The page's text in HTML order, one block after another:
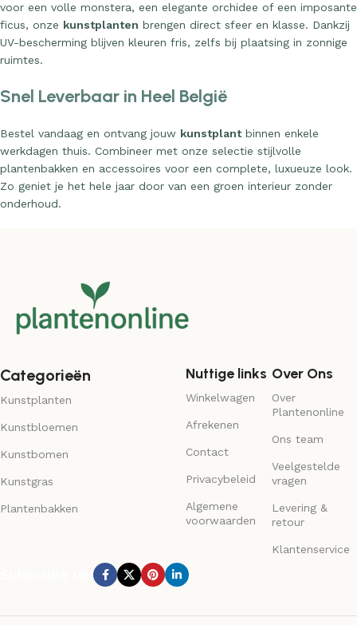
voor een volle monstera, een elegante orchidee of een imposante
ficus, onze kunstplanten brengen direct sfeer en klasse. Dankzij
UV-bescherming blijven kleuren fris, zelfs bij plaatsing in zonnige
ruimtes.
Snel Leverbaar in Heel België
Bestel vandaag en ontvang jouw kunstplantbinnen enkele
werkdagen thuis. Combineer met onze selectie stijlvolle
plantenbakken en accessoires voor een complete, luxueuze look.
Zo geniet je het hele jaar door van een groen interieur zonder
onderhoud.
Categorieën
Kunstplanten
Kunstbloemen
Kunstbomen
Kunstgras
Plantenbakken
Nuttige links
Winkelwagen
Afrekenen
Contact
Privacybeleid
Algemene
voorwaarden
Over Ons
Over
Plantenonline
Ons team
Veelgestelde
vragen
Levering &
retour
Klantenservice